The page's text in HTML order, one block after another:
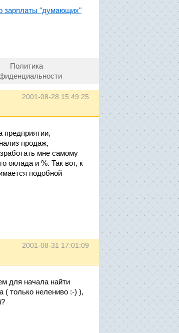
зарплаты "думающих"
Политика
2001-08-28 15:49:25
продаж,
мне самому
оклада и %. Так вот, к
подобной
2001-08-31 17:01:09
для начала найти
( только нелениво :-) ),